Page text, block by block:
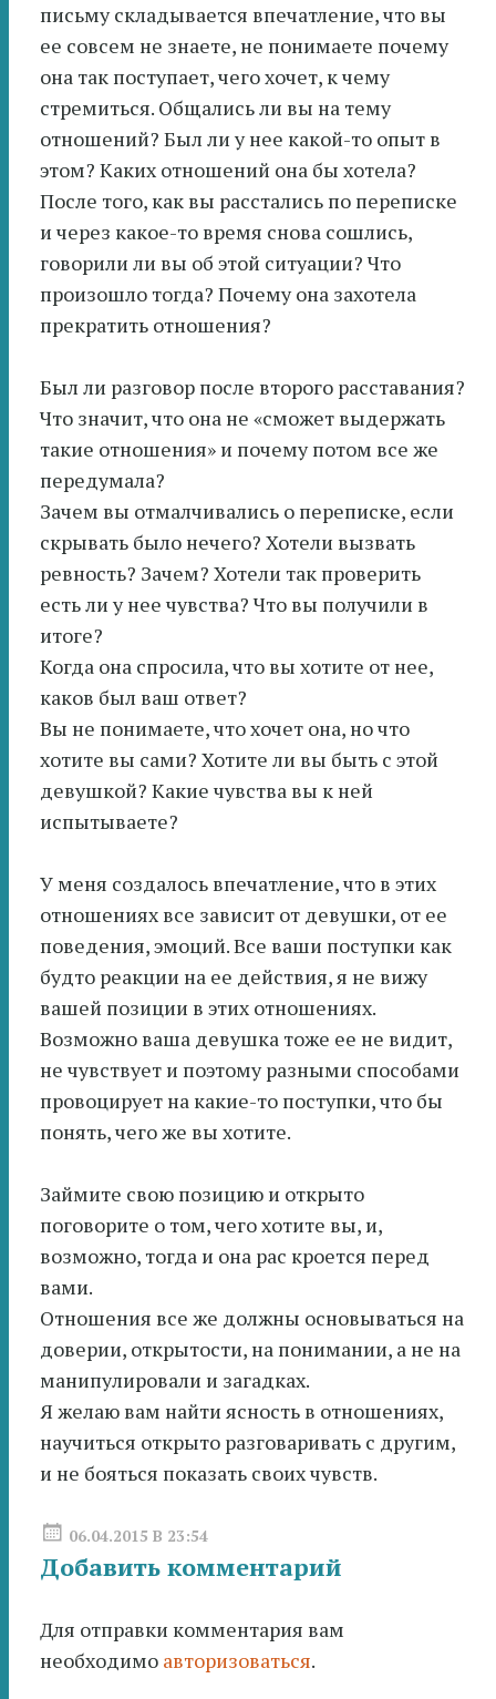
письму складывается впечатление, что вы
ее совсем не знаете, не понимаете почему
она так поступает, чего хочет, к чему
стремиться. Общались ли вы на тему
отношений? Был ли у нее какой-то опыт в
этом? Каких отношений она бы хотела?
После того, как вы расстались по переписке
и через какое-то время снова сошлись,
говорили ли вы об этой ситуации? Что
произошло тогда? Почему она захотела
прекратить отношения?
Был ли разговор после второго расставания?
Что значит, что она не «сможет выдержать
такие отношения» и почему потом все же
передумала?
Зачем вы отмалчивались о переписке, если
скрывать было нечего? Хотели вызвать
ревность? Зачем? Хотели так проверить
есть ли у нее чувства? Что вы получили в
итоге?
Когда она спросила, что вы хотите от нее,
каков был ваш ответ?
Вы не понимаете, что хочет она, но что
хотите вы сами? Хотите ли вы быть с этой
девушкой? Какие чувства вы к ней
испытываете?
У меня создалось впечатление, что в этих
отношениях все зависит от девушки, от ее
поведения, эмоций. Все ваши поступки как
будто реакции на ее действия, я не вижу
вашей позиции в этих отношениях.
Возможно ваша девушка тоже ее не видит,
не чувствует и поэтому разными способами
провоцирует на какие-то поступки, что бы
понять, чего же вы хотите.
Займите свою позицию и открыто
поговорите о том, чего хотите вы, и,
возможно, тогда и она рас кроется перед
вами.
Отношения все же должны основываться на
доверии, открытости, на понимании, а не на
манипулировали и загадках.
Я желаю вам найти ясность в отношениях,
научиться открыто разговаривать с другим,
и не бояться показать своих чувств.
06.04.2015 В 23:54
Добавить комментарий
Для отправки комментария вам
необходимо авторизоваться.